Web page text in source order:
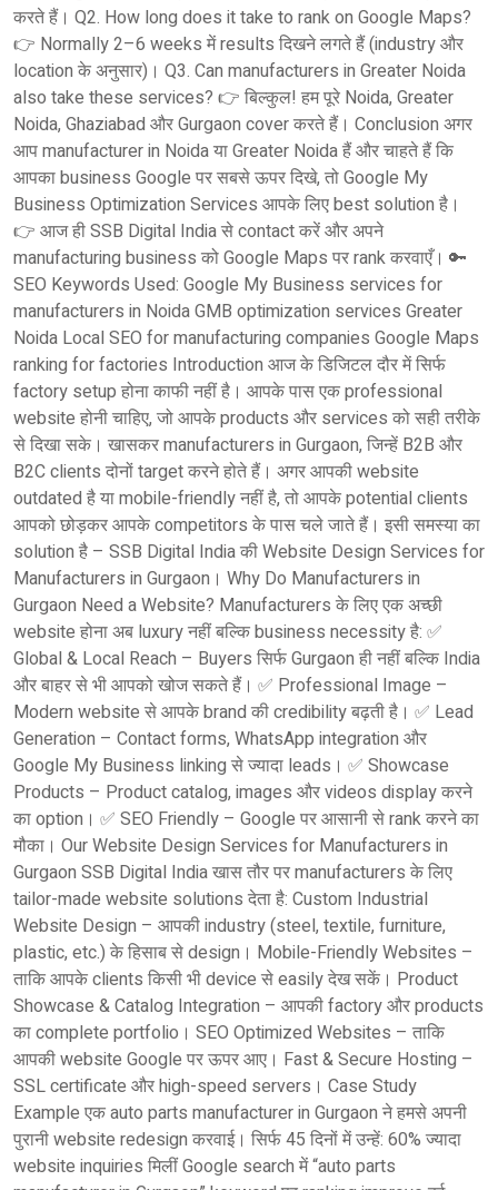
करते हैं। Q2. How long does it take to rank on Google Maps?
👉 Normally 2–6 weeks में results दिखने लगते हैं (industry और
location के अनुसार)। Q3. Can manufacturers in Greater Noida
also take these services? 👉 बिल्कुल! हम पूरे Noida, Greater
Noida, Ghaziabad और Gurgaon cover करते हैं। Conclusion अगर
आप manufacturer in Noida या Greater Noida हैं और चाहते हैं कि
आपका business Google पर सबसे ऊपर दिखे, तो Google My
Business Optimization Services आपके लिए best solution है।
👉 आज ही SSB Digital India से contact करें और अपने
manufacturing business को Google Maps पर rank करवाएँ। 🔑
SEO Keywords Used: Google My Business services for
manufacturers in Noida GMB optimization services Greater
Noida Local SEO for manufacturing companies Google Maps
ranking for factories Introduction आज के डिजिटल दौर में सिर्फ
factory setup होना काफी नहीं है। आपके पास एक professional
website होनी चाहिए, जो आपके products और services को सही तरीके
से दिखा सके। खासकर manufacturers in Gurgaon, जिन्हें B2B और
B2C clients दोनों target करने होते हैं। अगर आपकी website
outdated है या mobile-friendly नहीं है, तो आपके potential clients
आपको छोड़कर आपके competitors के पास चले जाते हैं। इसी समस्या का
solution है – SSB Digital India की Website Design Services for
Manufacturers in Gurgaon। Why Do Manufacturers in
Gurgaon Need a Website? Manufacturers के लिए एक अच्छी
website होना अब luxury नहीं बल्कि business necessity है: ✅
Global & Local Reach – Buyers सिर्फ Gurgaon ही नहीं बल्कि India
और बाहर से भी आपको खोज सकते हैं। ✅ Professional Image –
Modern website से आपके brand की credibility बढ़ती है। ✅ Lead
Generation – Contact forms, WhatsApp integration और
Google My Business linking से ज्यादा leads। ✅ Showcase
Products – Product catalog, images और videos display करने
का option। ✅ SEO Friendly – Google पर आसानी से rank करने का
मौका। Our Website Design Services for Manufacturers in
Gurgaon SSB Digital India खास तौर पर manufacturers के लिए
tailor-made website solutions देता है: Custom Industrial
Website Design – आपकी industry (steel, textile, furniture,
plastic, etc.) के हिसाब से design। Mobile-Friendly Websites –
ताकि आपके clients किसी भी device से easily देख सकें। Product
Showcase & Catalog Integration – आपकी factory और products
का complete portfolio। SEO Optimized Websites – ताकि
आपकी website Google पर ऊपर आए। Fast & Secure Hosting –
SSL certificate और high-speed servers। Case Study
Example एक auto parts manufacturer in Gurgaon ने हमसे अपनी
पुरानी website redesign करवाई। सिर्फ 45 दिनों में उन्हें: 60% ज्यादा
website inquiries मिलीं Google search में “auto parts